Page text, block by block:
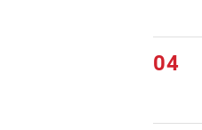
04